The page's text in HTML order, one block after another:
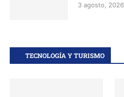
3 agosto, 2026
TECNOLOGÍA Y TURISMO